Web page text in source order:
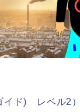
イド) レベル2）